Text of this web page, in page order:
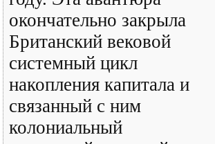
окончательно закрыла
Британский вековой
системный цикл
накопления капитала и
связанный с ним
колониальный